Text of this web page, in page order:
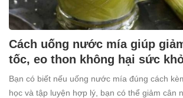
Cách uống nước mía giúp
tốc, eo thon không hại sức
Bạn có biết nếu uống nước mía đúng cách
học và tập luyện hợp lý, bạn có thể giảm cân